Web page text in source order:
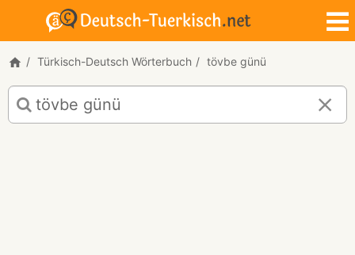
Türkisch-Deutsch Wörterbuch tövbe günü
Türkisch-
Deutsch
Übersetzung